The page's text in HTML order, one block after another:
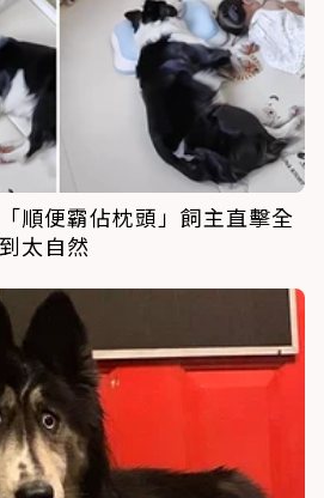
順便霸佔枕頭」飼主直擊全
太自然